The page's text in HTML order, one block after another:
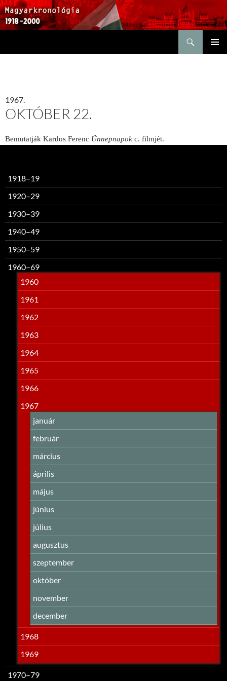
1967.
OKTÓBER 22.
Bemutatják Kardos Ferenc Ünnepnapok c. filmjét.
1918–19
1920–29
1930–39
1940–49
1950–59
1960–69
1960
1961
1962
1963
1964
1965
1966
1967
január
február
március
április
május
június
július
augusztus
szeptember
október
november
december
1968
1969
1970–79